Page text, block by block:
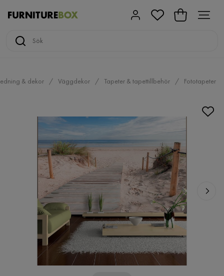
& dekor Väggdekor Tapeter & tapettillbehör Fototapeter